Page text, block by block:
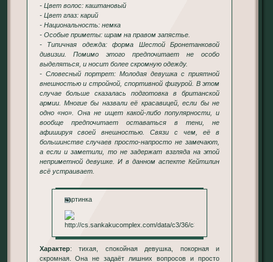
- Цвет волос: каштановый
- Цвет глаз: карий
- Национальность: немка
- Особые приметы: шрам на правом запястье.
- Типичная одежда: форма Шестой Бронетанковой
дивизии. Помимо этого предпочитает не особо
выделяться, и носит более скромную одежду.
- Словесный портрет: Молодая девушка с приятной
внешностью и стройной, спортивной фигурой. В этом
случае больше сказалась подготовка в британской
армии. Многие бы назвали её красавицей, если бы не
одно «но». Она не ищет какой-либо популярности, и
вообще предпочитает оставаться в тени, не
афишируя своей внешностью. Связи с чем, её в
большинстве случаев просто-напросто не замечают,
а если и заметили, то не задержат взгляда на этой
неприметной девушке. И в данном аспекте Кейтилин
всё устраивает.
картинка
Характер: тихая, спокойная девушка, покорная и
скромная. Она не задаёт лишних вопросов и просто